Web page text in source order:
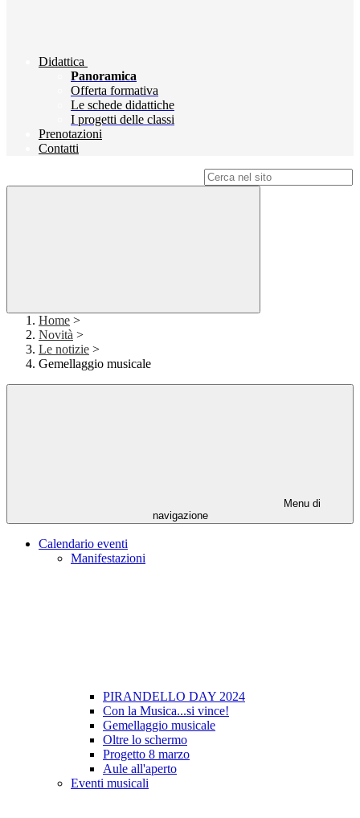
Didattica
Panoramica
Offerta formativa
Le schede didattiche
I progetti delle classi
Prenotazioni
Contatti
Home >
Novità >
Le notizie >
Gemellaggio musicale
Menu di
navigazione
Calendario eventi
Manifestazioni
PIRANDELLO DAY 2024
Con la Musica...si vince!
Gemellaggio musicale
Oltre lo schermo
Progetto 8 marzo
Aule all'aperto
Eventi musicali